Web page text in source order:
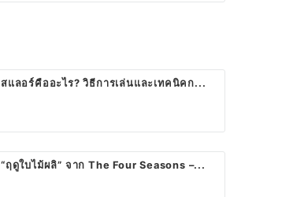
สแลอร์คืออะไร? วิธีการเล่นและเทคนิคก...
“ฤดูใบไม้ผลิ” จาก The Four Seasons –...